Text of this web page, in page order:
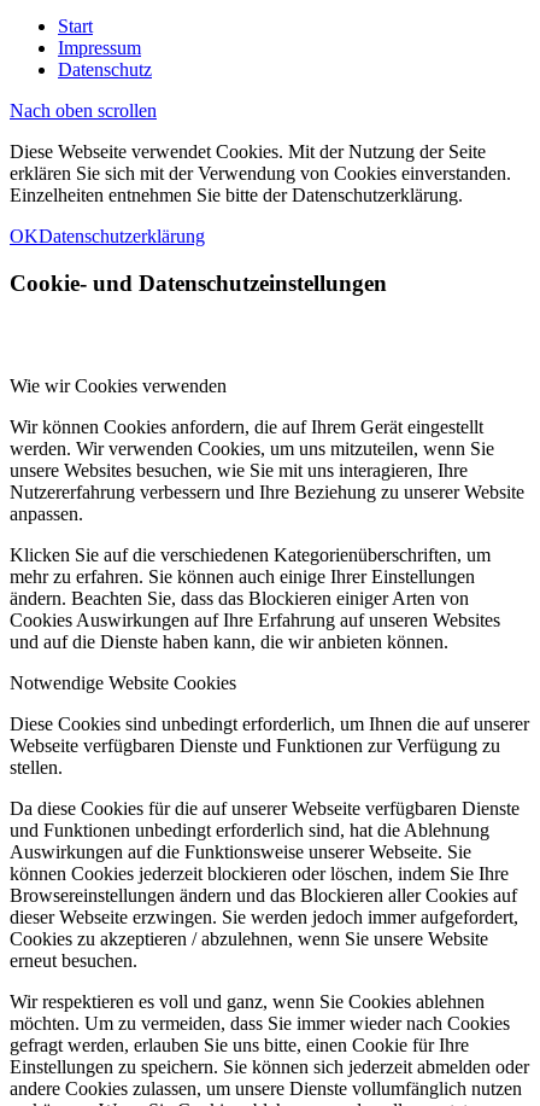
Start
Impressum
Datenschutz
Nach oben scrollen
Diese Webseite verwendet Cookies. Mit der Nutzung der Seite
erklären Sie sich mit der Verwendung von Cookies einverstanden.
Einzelheiten entnehmen Sie bitte der Datenschutzerklärung.
OKDatenschutzerklärung
Cookie- und Datenschutzeinstellungen
Wie wir Cookies verwenden
Wir können Cookies anfordern, die auf Ihrem Gerät eingestellt
werden. Wir verwenden Cookies, um uns mitzuteilen, wenn Sie
unsere Websites besuchen, wie Sie mit uns interagieren, Ihre
Nutzererfahrung verbessern und Ihre Beziehung zu unserer Website
anpassen.
Klicken Sie auf die verschiedenen Kategorienüberschriften, um
mehr zu erfahren. Sie können auch einige Ihrer Einstellungen
ändern. Beachten Sie, dass das Blockieren einiger Arten von
Cookies Auswirkungen auf Ihre Erfahrung auf unseren Websites
und auf die Dienste haben kann, die wir anbieten können.
Notwendige Website Cookies
Diese Cookies sind unbedingt erforderlich, um Ihnen die auf unserer
Webseite verfügbaren Dienste und Funktionen zur Verfügung zu
stellen.
Da diese Cookies für die auf unserer Webseite verfügbaren Dienste
und Funktionen unbedingt erforderlich sind, hat die Ablehnung
Auswirkungen auf die Funktionsweise unserer Webseite. Sie
können Cookies jederzeit blockieren oder löschen, indem Sie Ihre
Browsereinstellungen ändern und das Blockieren aller Cookies auf
dieser Webseite erzwingen. Sie werden jedoch immer aufgefordert,
Cookies zu akzeptieren / abzulehnen, wenn Sie unsere Website
erneut besuchen.
Wir respektieren es voll und ganz, wenn Sie Cookies ablehnen
möchten. Um zu vermeiden, dass Sie immer wieder nach Cookies
gefragt werden, erlauben Sie uns bitte, einen Cookie für Ihre
Einstellungen zu speichern. Sie können sich jederzeit abmelden oder
andere Cookies zulassen, um unsere Dienste vollumfänglich nutzen